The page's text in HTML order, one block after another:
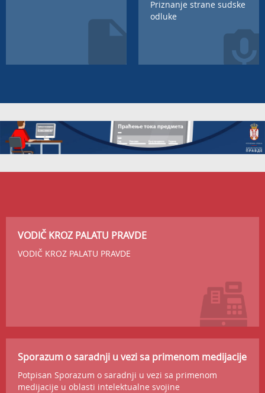
Priznanje strane sudske
odluke
VODIČ KROZ PALATU PRAVDE
VODIČ KROZ PALATU PRAVDE
Sporazum o saradnji u vezi sa primenom medijacije
Potpisan Sporazum o saradnji u vezi sa primenom
medijacije u oblasti intelektualne svojine